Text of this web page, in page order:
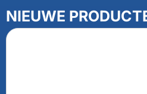
NIEUWE